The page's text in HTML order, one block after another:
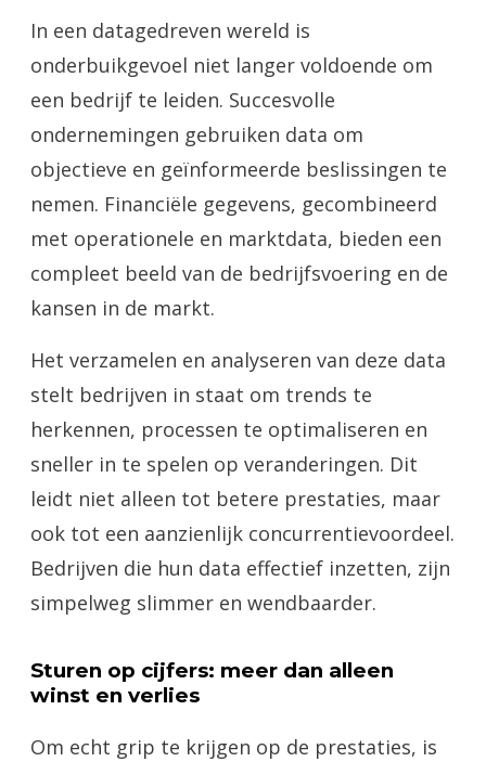
In een datagedreven wereld is
onderbuikgevoel niet langer voldoende om
een bedrijf te leiden. Succesvolle
ondernemingen gebruiken data om
objectieve en geïnformeerde beslissingen te
nemen. Financiële gegevens, gecombineerd
met operationele en marktdata, bieden een
compleet beeld van de bedrijfsvoering en de
kansen in de markt.
Het verzamelen en analyseren van deze data
stelt bedrijven in staat om trends te
herkennen, processen te optimaliseren en
sneller in te spelen op veranderingen. Dit
leidt niet alleen tot betere prestaties, maar
ook tot een aanzienlijk concurrentievoordeel.
Bedrijven die hun data effectief inzetten, zijn
simpelweg slimmer en wendbaarder.
Sturen op cijfers: meer dan alleen
winst en verlies
Om echt grip te krijgen op de prestaties, is